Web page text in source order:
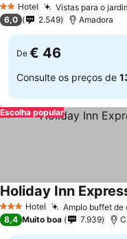
2 Estrelas
Hotel Vistas para o
6,0 2.549 Amadora
De € 46
Consulte os preços de
Escolha popular
3 EstrelasHotel Amplo buffet de
Holiday Inn
8,4 Muito boa 7.939